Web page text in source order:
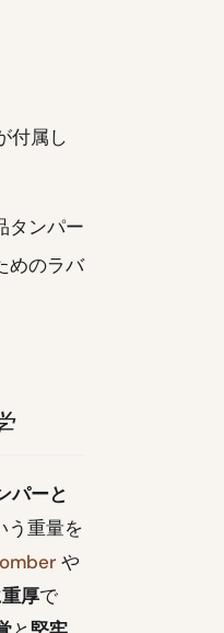
付属し
タンパー
めのラバ
パーと
う重量を
や
厚で